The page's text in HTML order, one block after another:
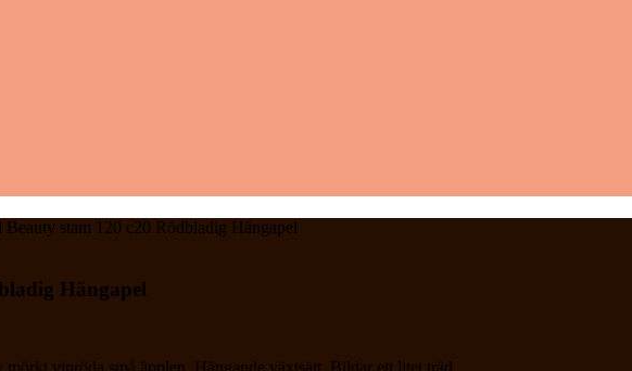
stam 120 c20 Rödbladig Hängapel
Hängapel